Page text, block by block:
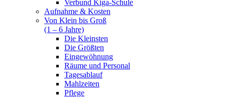
Verbund Kiga-Schule
Aufnahme & Kosten
Von Klein bis Groß
(1 – 6 Jahre)
Die Kleinsten
Die Größten
Eingewöhnung
Räume und Personal
Tagesablauf
Mahlzeiten
Pflege